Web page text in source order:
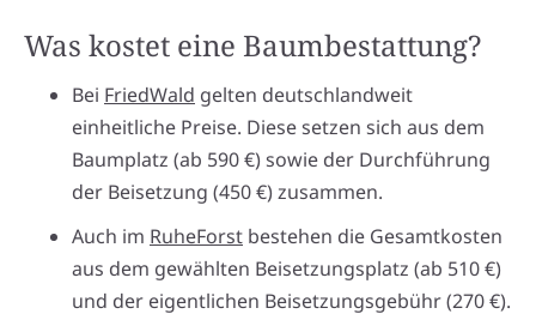
Was kostet eine Baumbestattung?
Bei FriedWald gelten deutschlandweit
einheitliche Preise. Diese setzen sich aus dem
Baumplatz (ab 590 €) sowie der Durchführung
der Beisetzung (450 €) zusammen.
Auch im RuheForst bestehen die Gesamtkosten
aus dem gewählten Beisetzungsplatz (ab 510 €)
und der eigentlichen Beisetzungsgebühr (270 €).